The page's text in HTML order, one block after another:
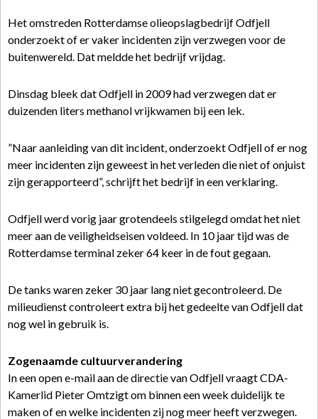
Het omstreden Rotterdamse olieopslagbedrijf Odfjell
onderzoekt of er vaker incidenten zijn verzwegen voor de
buitenwereld. Dat meldde het bedrijf vrijdag.
Dinsdag bleek dat Odfjell in 2009 had verzwegen dat er
duizenden liters methanol vrijkwamen bij een lek.
”Naar aanleiding van dit incident, onderzoekt Odfjell of er nog
meer incidenten zijn geweest in het verleden die niet of onjuist
zijn gerapporteerd”, schrijft het bedrijf in een verklaring.
Odfjell werd vorig jaar grotendeels stilgelegd omdat het niet
meer aan de veiligheidseisen voldeed. In 10 jaar tijd was de
Rotterdamse terminal zeker 64 keer in de fout gegaan.
De tanks waren zeker 30 jaar lang niet gecontroleerd. De
milieudienst controleert extra bij het gedeelte van Odfjell dat
nog wel in gebruik is.
Zogenaamde cultuurverandering
In een open e-mail aan de directie van Odfjell vraagt CDA-
Kamerlid Pieter Omtzigt om binnen een week duidelijk te
maken of en welke incidenten zij nog meer heeft verzwegen.